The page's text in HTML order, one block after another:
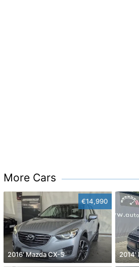
More Cars
€14,990
2016' Mazda CX-5 2014'